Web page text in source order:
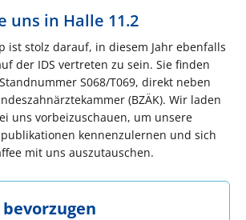
uns in Halle 11.2
ist stolz darauf, in diesem Jahr ebenfalls
der IDS vertreten zu sein. Sie finden
S068/T069, direkt neben
(BZÄK). Wir laden
uns vorbeizuschauen, um unsere
kennenzulernen und sich
mit uns auszutauschen.
bevorzugen